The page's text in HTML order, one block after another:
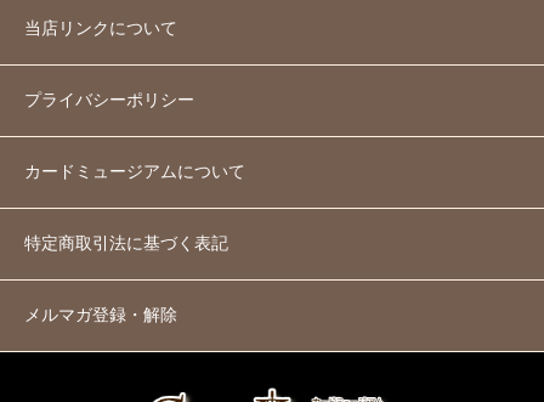
当店リンクについて
プライバシーポリシー
カードミュージアムについて
特定商取引法に基づく表記
メルマガ登録・解除